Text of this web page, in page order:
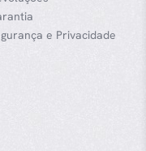
e Privacidade